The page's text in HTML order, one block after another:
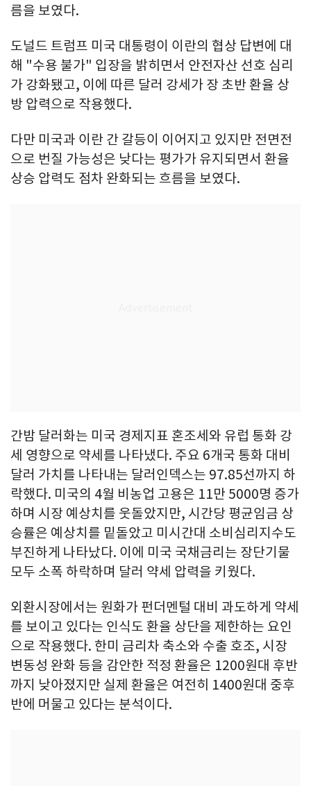
름을 보였다.
도널드 트럼프 미국 대통령이 이란의 협상 답변에 대
해 "수용 불가" 입장을 밝히면서 안전자산 선호 심리
가 강화됐고, 이에 따른 달러 강세가 장 초반 환율 상
방 압력으로 작용했다.
다만 미국과 이란 간 갈등이 이어지고 있지만 전면전
으로 번질 가능성은 낮다는 평가가 유지되면서 환율
상승 압력도 점차 완화되는 흐름을 보였다.
간밤 달러화는 미국 경제지표 혼조세와 유럽 통화 강
세 영향으로 약세를 나타냈다. 주요 6개국 통화 대비
달러 가치를 나타내는 달러인덱스는 97.85선까지 하
락했다. 미국의 4월 비농업 고용은 11만 5000명 증가
하며 시장 예상치를 웃돌았지만, 시간당 평균임금 상
승률은 예상치를 밑돌았고 미시간대 소비심리지수도
부진하게 나타났다. 이에 미국 국채금리는 장단기물
모두 소폭 하락하며 달러 약세 압력을 키웠다.
외환시장에서는 원화가 펀더멘털 대비 과도하게 약세
를 보이고 있다는 인식도 환율 상단을 제한하는 요인
으로 작용했다. 한미 금리차 축소와 수출 호조, 시장
변동성 완화 등을 감안한 적정 환율은 1200원대 후반
까지 낮아졌지만 실제 환율은 여전히 1400원대 중후
반에 머물고 있다는 분석이다.